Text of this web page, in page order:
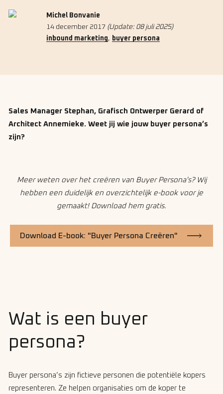
Michel Bonvanie
14 december 2017 (Update: 08 juli 2025)
inbound marketing, buyer persona
Sales Manager Stephan, Grafisch Ontwerper Gerard of
Architect Annemieke. Weet jij wie jouw buyer persona’s
zijn?
Meer weten over het creëren van Buyer Persona's? Wij
hebben een duidelijk en overzichtelijk e-book voor je
gemaakt! Download hem gratis.
Download E-book: "Buyer Persona Creëren"
Wat is een buyer
persona?
Buyer persona’s zijn fictieve personen die potentiële kopers
representeren. Ze helpen organisaties om de koper te